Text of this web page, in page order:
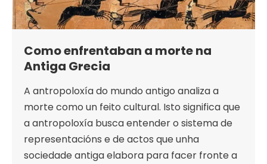
Como enfrentaban a morte na
Antiga Grecia
A antropoloxía do mundo antigo analiza a
morte como un feito cultural. Isto significa que
a antropoloxía busca entender o sistema de
representacións e de actos que unha
sociedade antiga elabora para facer fronte a